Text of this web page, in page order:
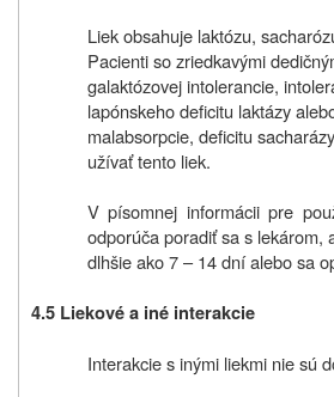
Liek obsahuje laktózu,
Pacienti so zriedkavými
galaktózovej intolerancie,
lapónskeho deficitu laktázy
malabsorpcie, deficitu
užívať tento liek.
V písomnej informácii pre
odporúča poradiť sa s lekárom,
dlhšie ako 7 – 14 dní alebo sa
4.5 Liekové a iné interakcie
Interakcie s inými liekmi nie sú